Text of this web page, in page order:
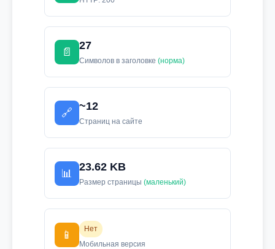
📄
27
Символов в заголовке (норма)
🔗
~12
Страниц на сайте
📊
23.62 KB
Размер страницы (маленький)
📱
Нет
Мобильная версия